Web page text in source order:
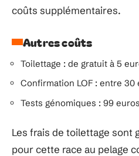
coûts supplémentaires.
Autres coûts
Toilettage : de gratuit à 5
Confirmation LOF : entre 30
Tests génomiques : 99 euros
Les frais de toilettage sont
pour cette race au pelage